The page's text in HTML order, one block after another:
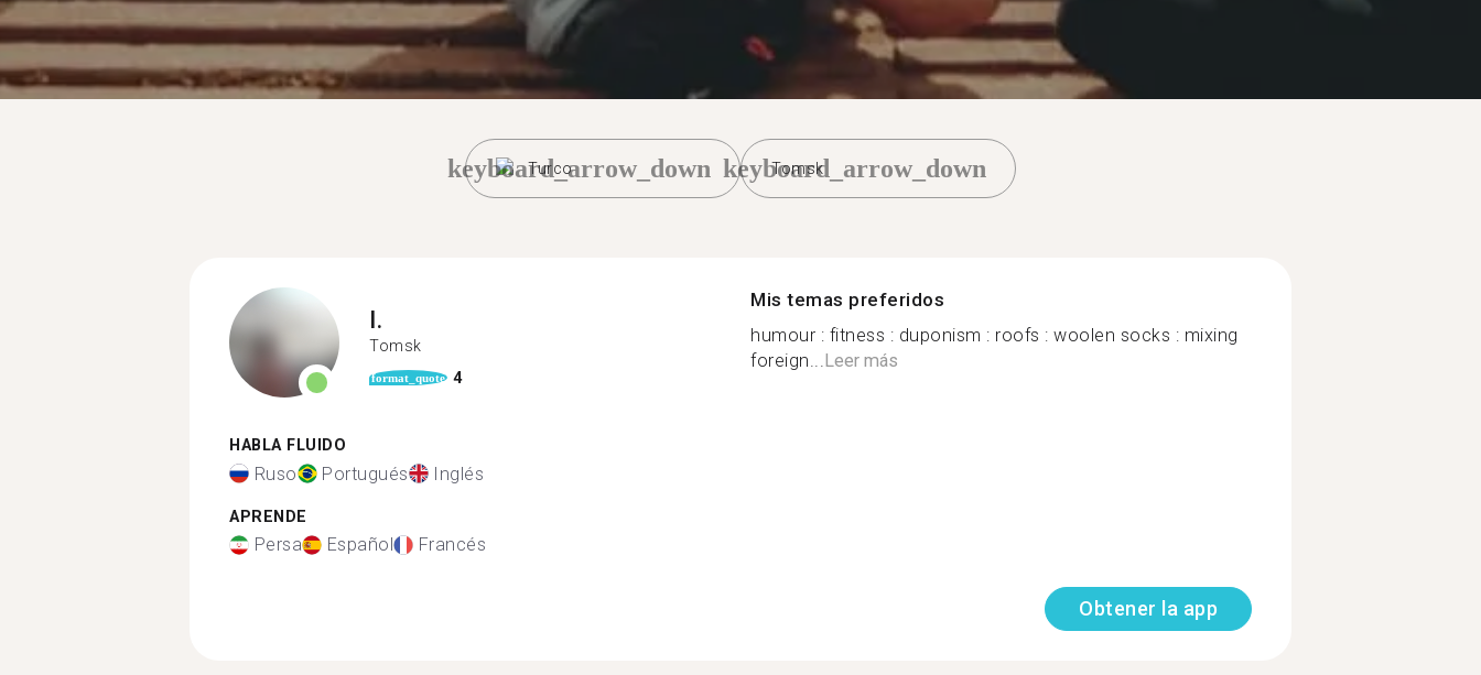
Turco
keyboard_arrow_down Tomsk
keyboard_arrow_down
I.
Tomsk
format_quote 4
HABLA FLUIDO
Ruso Portugués Inglés
APRENDE
Persa Español Francés
Mis temas preferidos
humour : fitness : duponism : roofs : woolen socks : mixing
foreign...Leer más
Obtener la app